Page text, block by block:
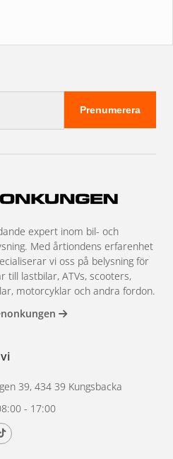
Prenumerera
expert inom bil- och
Med årtiondens erfarenhet
vi oss på belysning för
till lastbilar, ATVs, scooters,
motorcyklar och andra fordon.
39, 434 39 Kungsbacka
- 17:00